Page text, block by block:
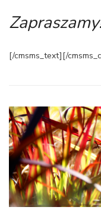
[/cmsms_text][/